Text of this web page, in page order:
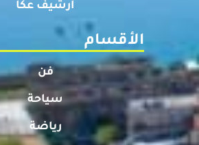
أرشيف عكا
الأقسام
فن
سياحة
رياضة